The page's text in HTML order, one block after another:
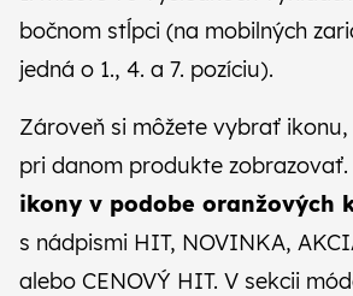
bočnom stĺpci (na mobilných
jedná o 1., 4. a 7. pozíciu).
Zároveň si môžete vybrať
pri danom produkte
ikony v podobe oranžových
s nádpismi HIT, NOVINKA,
alebo CENOVÝ HIT. ​V sekcii